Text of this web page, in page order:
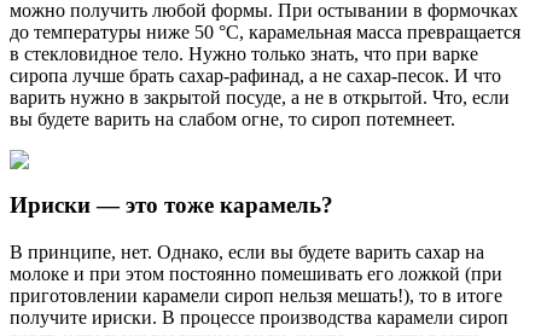
можно получить любой формы. При остывании в формочках
до температуры ниже 50 °C, карамельная масса превращается
в стекловидное тело. Нужно только знать, что при варке
сиропа лучше брать сахар-рафинад, а не сахар-песок. И что
варить нужно в закрытой посуде, а не в открытой. Что, если
вы будете варить на слабом огне, то сироп потемнеет.
Ириски — это тоже карамель?
В принципе, нет. Однако, если вы будете варить сахар на
молоке и при этом постоянно помешивать его ложкой (при
приготовлении карамели сироп нельзя мешать!), то в итоге
получите ириски. В процессе производства карамели сироп